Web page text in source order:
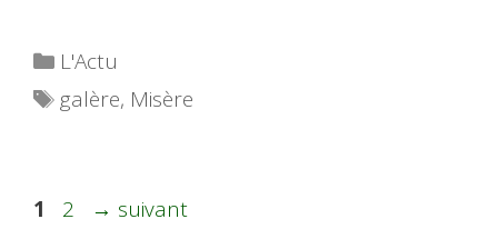
Catégories
L'Actu
Étiquettes
galère, Misère
Page
1 Page
2 → suivant